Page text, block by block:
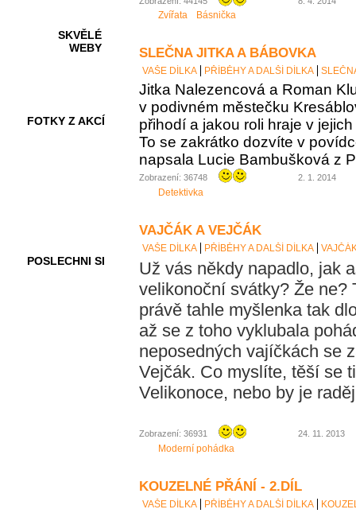
SKVĚLÉ
WEBY
FOTKY Z AKCÍ
POSLECHNI SI
Zvířata Básnička
SLEČNA JITKA A BÁBOVKA
VAŠE DÍLKA PŘÍBĚHY A DALŠÍ DÍLKA
Jitka Nalezencová a Roman
v podivném městečku
přihodí a jakou roli hraje v
To se zakrátko dozvíte v
napsala Lucie Bambušková z
Zobrazení: 36748 2. 1. 2014
Detektivka
VAJČÁK A VEJČÁK
VAŠE DÍLKA PŘÍBĚHY A DALŠÍ DÍLKA
Už vás někdy napadlo, jak
velikonoční svátky? Že ne?
právě tahle myšlenka tak
až se z toho vyklubala
neposedných vajíčkách se
Vejčák. Co myslíte, těší se
Velikonoce, nebo by je
Zobrazení: 36931 24. 11. 2013
Moderní pohádka
KOUZELNÉ PŘÁNÍ - 2.DÍL
VAŠE DÍLKA PŘÍBĚHY A DALŠÍ DÍLKA